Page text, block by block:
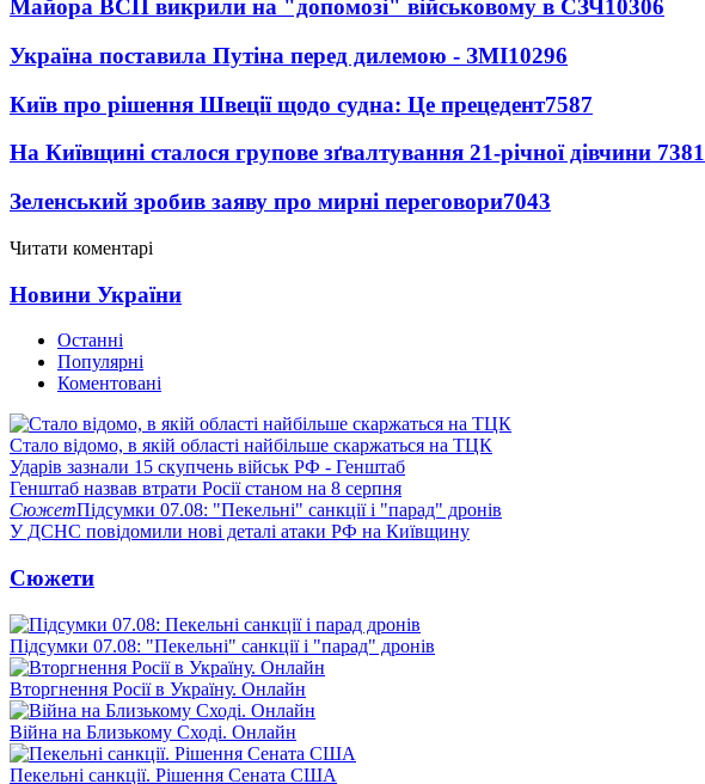
Майора ВСП викрили на "допомозі" військовому в СЗЧ10306
Україна поставила Путіна перед дилемою - ЗМІ10296
Київ про рішення Швеції щодо судна: Це прецедент7587
На Київщині сталося групове зґвалтування 21-річної дівчини 7381
Зеленський зробив заяву про мирні переговори7043
Читати коментарі
Новини України
Останні
Популярні
Коментовані
Стало відомо, в якій області найбільше скаржаться на ТЦК
Ударів зазнали 15 скупчень військ РФ - Генштаб
Генштаб назвав втрати Росії станом на 8 серпня
СюжетПідсумки 07.08: "Пекельні" санкції і "парад" дронів
У ДСНС повідомили нові деталі атаки РФ на Київщину
Сюжети
Підсумки 07.08: "Пекельні" санкції і "парад" дронів
Вторгнення Росії в Україну. Онлайн
Війна на Близькому Сході. Онлайн
Пекельні санкції. Рішення Сената США